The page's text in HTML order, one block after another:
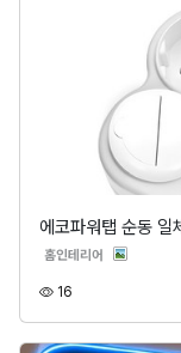
에코파워탭 순동
홈인테리어 분류
16